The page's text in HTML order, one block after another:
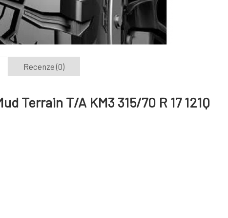
Recenze (0)
Terrain T/A KM3 315/70 R 17 121Q